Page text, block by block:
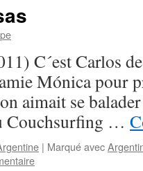
C´est Carlos
Mónica pour
aimait se
Couchsurfing …
| Marqué avec